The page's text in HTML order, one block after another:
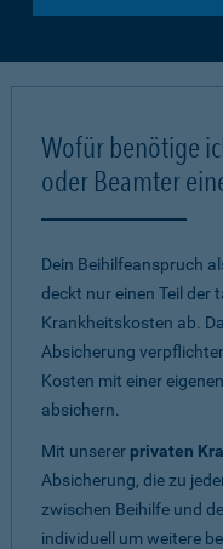
Wofür benötige
oder Beamter
Dein Beihilfeanspruch
deckt nur einen Teil der
Krankheitskosten ab.
Absicherung
Kosten mit einer
absichern.
Mit unserer privaten
Absicherung, die zu
zwischen Beihilfe und
individuell um weitere